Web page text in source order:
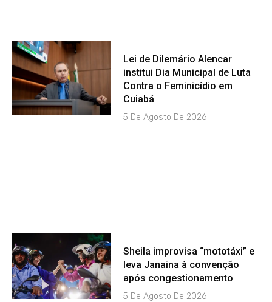
Lei de Dilemário Alencar
institui Dia Municipal de Luta
Contra o Feminicídio em
Cuiabá
5 De Agosto De 2026
Sheila improvisa “mototáxi” e
leva Janaina à convenção
após congestionamento
5 De Agosto De 2026